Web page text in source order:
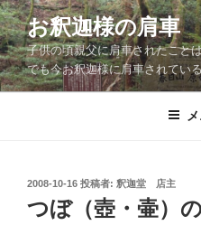
コ
ン
テ
ン
ツ
お釈迦様の肩車
子供の頃親父に肩車されたこ
でも今お釈迦様に肩車されてい
投
日:
2008-10-16 投稿者: 釈迦堂 店主
つぼ（壺・壷）